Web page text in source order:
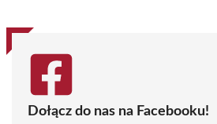
Dołącz do nas na Facebooku!